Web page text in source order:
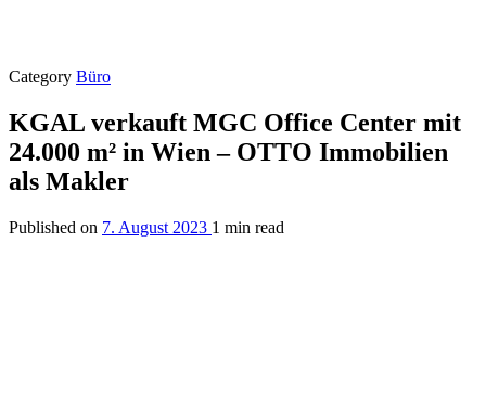
Category Büro
KGAL verkauft MGC Office Center mit
24.000 m² in Wien – OTTO Immobilien
als Makler
Published on 7. August 2023 1 min read